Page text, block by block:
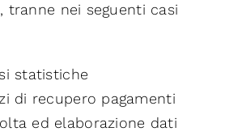
tranne nei seguenti casi
statistiche
di recupero pagamenti
ed elaborazione dati